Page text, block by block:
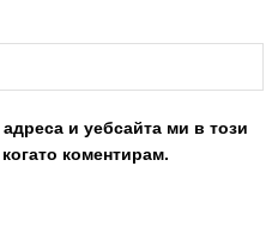
и уебсайта ми в този
коментирам.